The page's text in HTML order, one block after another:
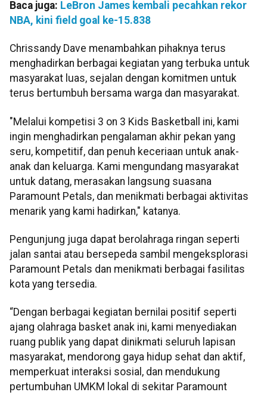
Baca juga: LeBron James kembali pecahkan rekor
NBA, kini field goal ke-15.838
Chrissandy Dave menambahkan pihaknya terus
menghadirkan berbagai kegiatan yang terbuka untuk
masyarakat luas, sejalan dengan komitmen untuk
terus bertumbuh bersama warga dan masyarakat.
"Melalui kompetisi 3 on 3 Kids Basketball ini, kami
ingin menghadirkan pengalaman akhir pekan yang
seru, kompetitif, dan penuh keceriaan untuk anak-
anak dan keluarga. Kami mengundang masyarakat
untuk datang, merasakan langsung suasana
Paramount Petals, dan menikmati berbagai aktivitas
menarik yang kami hadirkan," katanya.
Pengunjung juga dapat berolahraga ringan seperti
jalan santai atau bersepeda sambil mengeksplorasi
Paramount Petals dan menikmati berbagai fasilitas
kota yang tersedia.
“Dengan berbagai kegiatan bernilai positif seperti
ajang olahraga basket anak ini, kami menyediakan
ruang publik yang dapat dinikmati seluruh lapisan
masyarakat, mendorong gaya hidup sehat dan aktif,
memperkuat interaksi sosial, dan mendukung
pertumbuhan UMKM lokal di sekitar Paramount